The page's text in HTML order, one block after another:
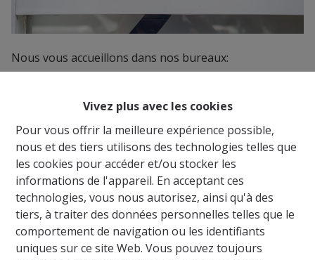
Vivez plus avec les cookies
Pour vous offrir la meilleure expérience possible,
nous et des tiers utilisons des technologies telles que
les cookies pour accéder et/ou stocker les
informations de l'appareil. En acceptant ces
technologies, vous nous autorisez, ainsi qu'à des
tiers, à traiter des données personnelles telles que le
comportement de navigation ou les identifiants
uniques sur ce site Web. Vous pouvez toujours
Nous vous accueillons dans nos bureaux:
du Lundi au Vendredi, de 9h30 à 13h puis de 14h à 18h,
Au plaisir de vous voir dans notre Agence.